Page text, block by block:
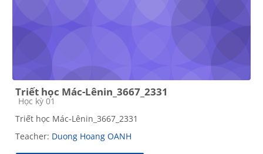
Triết học Mác-Lênin_3667_2331
Course category
Học kỳ 01
Triết học Mác-Lênin_3667_2331
Teacher: Duong Hoang OANH